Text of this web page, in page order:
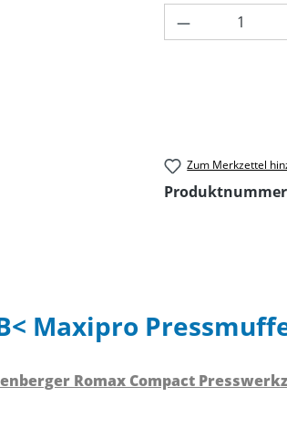
Produkt
Zum Merkzettel
Maxipro
Romax Compact